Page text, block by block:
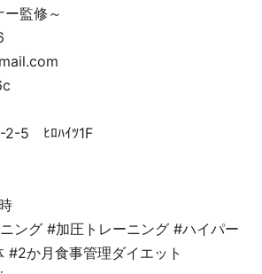
ー監修～
2-5 ﾋﾛﾊｲﾂ1F
ング #加圧トレーニング #ハイパー
#2か月食事管理ダイエット